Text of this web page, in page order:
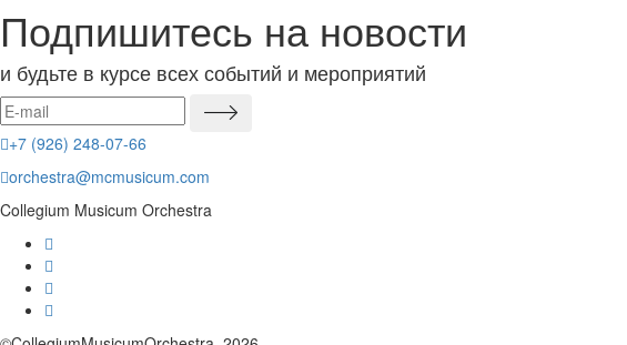
Подпишитесь на новости
и будьте в курсе всех событий и мероприятий
+7 (926) 248-07-66
orchestra@mcmusicum.com
Collegium Musicum Orchestra